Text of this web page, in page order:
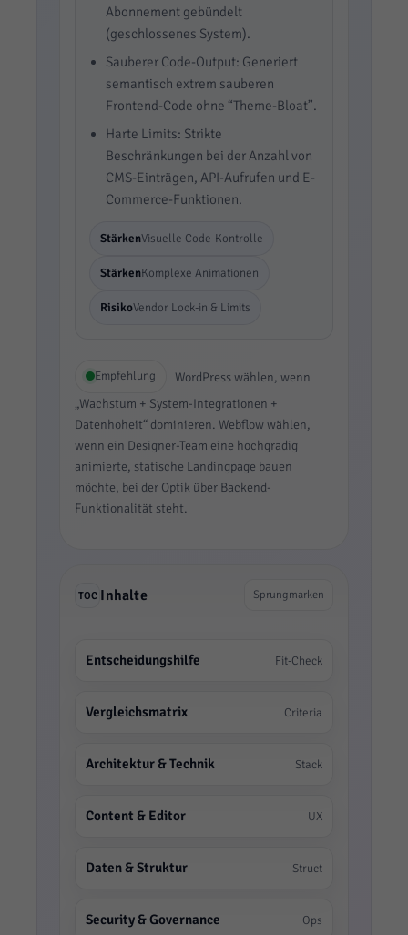
Abonnement gebündelt
(geschlossenes System).
Sauberer Code-Output: Generiert
semantisch extrem sauberen
Frontend-Code ohne “Theme-Bloat”.
Harte Limits: Strikte
Beschränkungen bei der Anzahl von
CMS-Einträgen, API-Aufrufen und E-
Commerce-Funktionen.
StärkenVisuelle Code-Kontrolle
StärkenKomplexe Animationen
RisikoVendor Lock-in & Limits
Empfehlung
WordPress wählen, wenn
„Wachstum + System-Integrationen +
Datenhoheit“ dominieren. Webflow wählen,
wenn ein Designer-Team eine hochgradig
animierte, statische Landingpage bauen
möchte, bei der Optik über Backend-
Funktionalität steht.
TOC Inhalte Sprungmarken
Entscheidungshilfe Fit-Check
Vergleichsmatrix Criteria
Architektur & Technik Stack
Content & Editor UX
Daten & Struktur Struct
Security & Governance Ops